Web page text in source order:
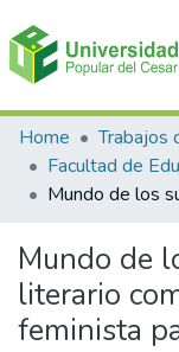
Communities &
All of DSpace
Home
Facultad de
Mundo de
literario
feminista